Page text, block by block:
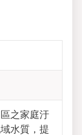
之家庭汙
水質，提